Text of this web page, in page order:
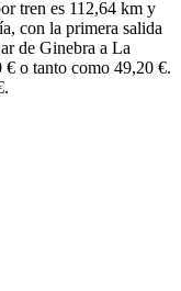
tren es 112,64 km y
con la primera salida
de Ginebra a La
o tanto como 49,20 €.